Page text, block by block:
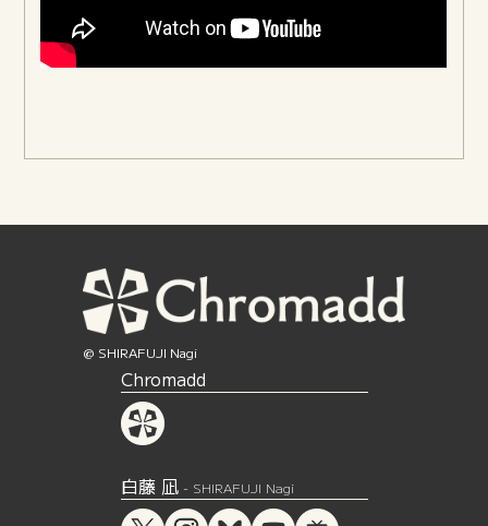
@ SHIRAFUJI Nagi
Chromadd
白藤 凪- SHIRAFUJI Nagi